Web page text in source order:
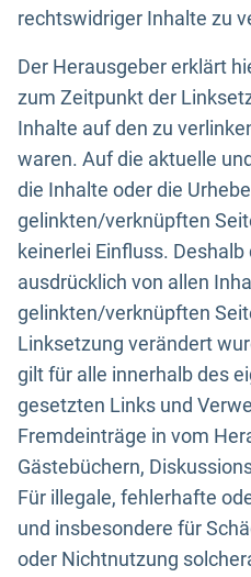
rechtswidriger Inhalte zu
Der Herausgeber erklärt
zum Zeitpunkt der
Inhalte auf den zu
waren. Auf die aktuelle
die Inhalte oder die
gelinkten/verknüpften
keinerlei Einfluss.
ausdrücklich von allen
gelinkten/verknüpften
Linksetzung verändert
gilt für alle innerhalb des
gesetzten Links und
Fremdeinträge in vom
Gästebüchern,
Für illegale, fehlerhafte
und insbesondere für
oder Nichtnutzung